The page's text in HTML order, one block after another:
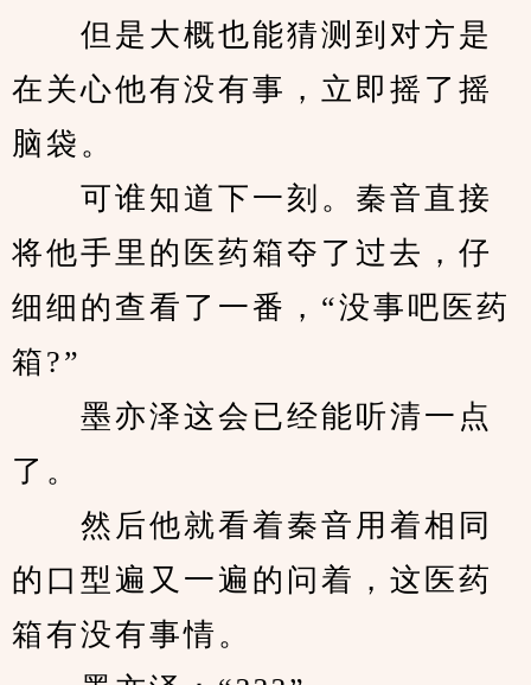
但是大概也能猜测到对方是
在关心他有没有事，立即摇了摇
脑袋。
可谁知道下一刻。秦音直接
将他手里的医药箱夺了过去，仔
细细的查看了一番，“没事吧医药
箱?”
墨亦泽这会已经能听清一点
了。
然后他就看着秦音用着相同
的口型遍又一遍的问着，这医药
箱有没有事情。